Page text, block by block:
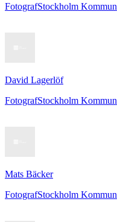
FotografStockholm Kommun
David Lagerlöf
FotografStockholm Kommun
Mats Bäcker
FotografStockholm Kommun